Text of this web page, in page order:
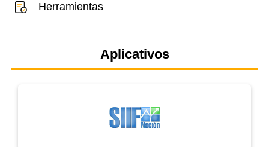
Herramientas
Aplicativos